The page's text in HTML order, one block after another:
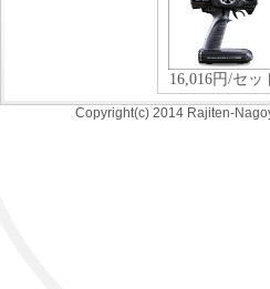
Copyright(c) 2014 Rajiten-